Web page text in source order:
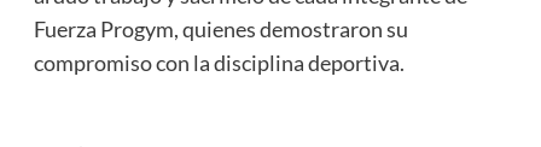
Fuerza Progym, quienes demostraron su
compromiso con la disciplina deportiva.